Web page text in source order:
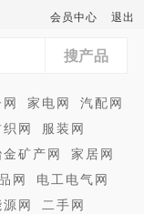
会员中心 退出
搜产品
家电网
汽配网
织网
服装网
金矿产网
家居网
网
电工电气网
源网
二手网